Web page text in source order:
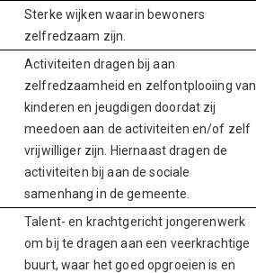
Sterke wijken waarin bewoners
zelfredzaam zijn.
Activiteiten dragen bij aan
zelfredzaamheid en zelfontplooiing van
kinderen en jeugdigen doordat zij
meedoen aan de activiteiten en/of zelf
vrijwilliger zijn. Hiernaast dragen de
activiteiten bij aan de sociale
samenhang in de gemeente.
Talent- en krachtgericht jongerenwerk
om bij te dragen aan een veerkrachtige
buurt, waar het goed opgroeien is en